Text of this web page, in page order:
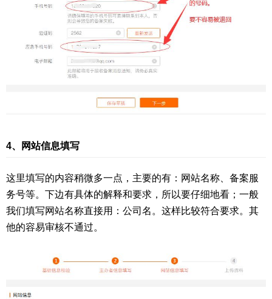
4、网站信息填写
这里填写的内容稍微多一点，主要的有：网站名称、备案服
务号等。下边有具体的解释和要求，所以要仔细地看；一般
我们填写网站名称直接用：公司名。这样比较符合要求。其
他的容易审核不通过。